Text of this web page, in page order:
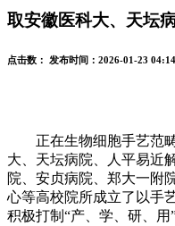
取安徽医科大、天坛
点击数： 发布时间： 2026-01-23 04:14
正在生物细胞手艺范畴
大、天坛病院、人平易近
院、安贞病院、郑大一附
心等高校院所成立了以手
积极打制“产、学、研、